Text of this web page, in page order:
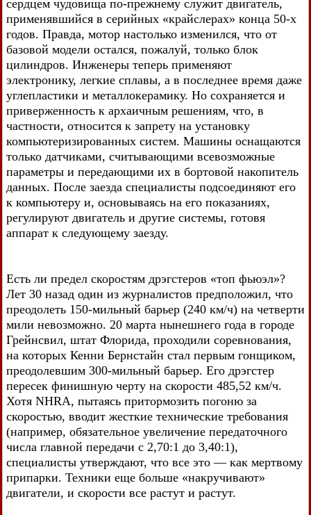
сердцем чудовища по-прежнему служит двигатель,
применявшийся в серийных «крайслерах» конца 50-х
годов. Правда, мотор настолько изменился, что от
базовой модели остался, пожалуй, только блок
цилиндров. Инженеры теперь применяют
электронику, легкие сплавы, а в последнее время даже
углепластики и металлокерамику. Но сохраняется и
приверженность к архаичным решениям, что, в
частности, относится к запрету на установку
компьютеризированных систем. Машины оснащаются
только датчиками, считывающими всевозможные
параметры и передающими их в бортовой накопитель
данных. После заезда специалисты подсоединяют его
к компьютеру и, основываясь на его показаниях,
регулируют двигатель и другие системы, готовя
аппарат к следующему заезду.
Есть ли предел скоростям дрэгстеров «топ фьюэл»?
Лет 30 назад один из журналистов предположил, что
преодолеть 150-мильный барьер (240 км/ч) на четверти
мили невозможно. 20 марта нынешнего года в городе
Грейнсвил, штат Флорида, проходили соревнования,
на которых Кенни Бернстайн стал первым гонщиком,
преодолевшим 300-мильный барьер. Его дрэгстер
пересек финишную черту на скорости 485,52 км/ч.
Хотя NHRA, пытаясь притормозить погоню за
скоростью, вводит жесткие технические требования
(например, обязательное увеличение передаточного
числа главной передачи с 2,70:1 до 3,40:1),
специалисты утверждают, что все это — как мертвому
припарки. Техники еще больше «накручивают»
двигатели, и скорости все растут и растут.